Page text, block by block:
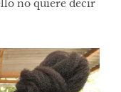
no quiere decir